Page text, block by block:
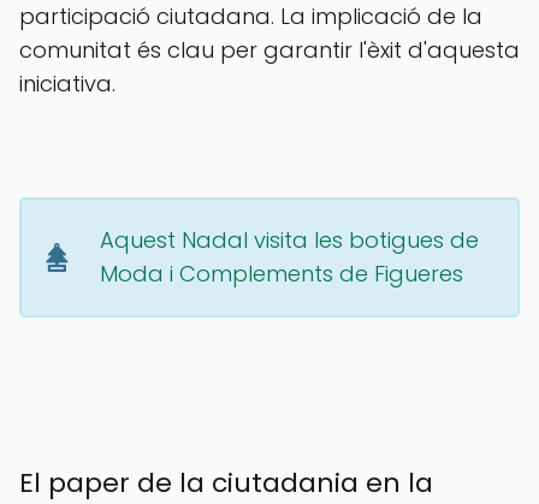
participació ciutadana. La implicació de la
comunitat és clau per garantir l'èxit d'aquesta
iniciativa.
Aquest Nadal visita les botigues de
Moda i Complements de Figueres
El paper de la ciutadania en la